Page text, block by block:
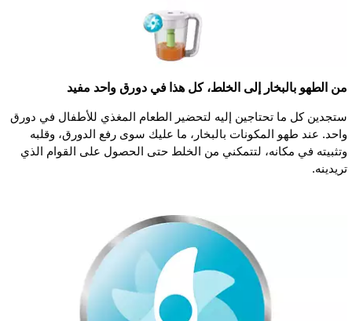
من الطهو بالبخار إلى الخلط، كل هذا في دورق واحد مفيد
ستجدين كل ما تحتاجين إليه لتحضير الطعام المغذي للأطفال في دورق
واحد. عند طهو المكونات بالبخار، ما عليك سوى رفع الدورق، وقلبه
وتثبيته في مكانه، لتتمكني من الخلط حتى الحصول على القوام الذي
تريدينه.